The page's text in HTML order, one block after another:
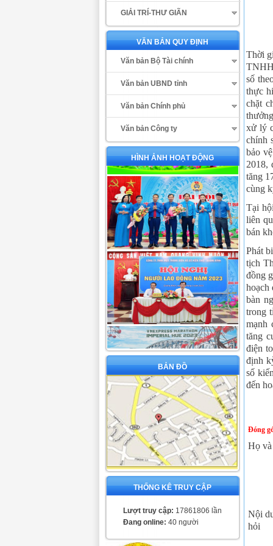
GIẢI TRÍ-THƯ GIÃN
VĂN BẢN QUY ĐỊNH
Văn bản Bộ Tài chính
Văn bản UBND tỉnh
Văn bản Chính phủ
Văn bản Công ty
HÌNH ẢNH HOẠT ĐỘNG
BẢN ĐỒ
THỐNG KÊ TRUY CẬP
Lượt truy cập: 17861806 lần
Đang online: 40 người
Thời
số
thực
chặt
xử lý
chính
bảo
2018,
tăng
cùng
Tại
liên
bán
Phát
tịch
đồng
hoạch
bàn
trong
mạnh
tăng
điện
định
số
đến
Đóng
Họ và
Nội
hỏi